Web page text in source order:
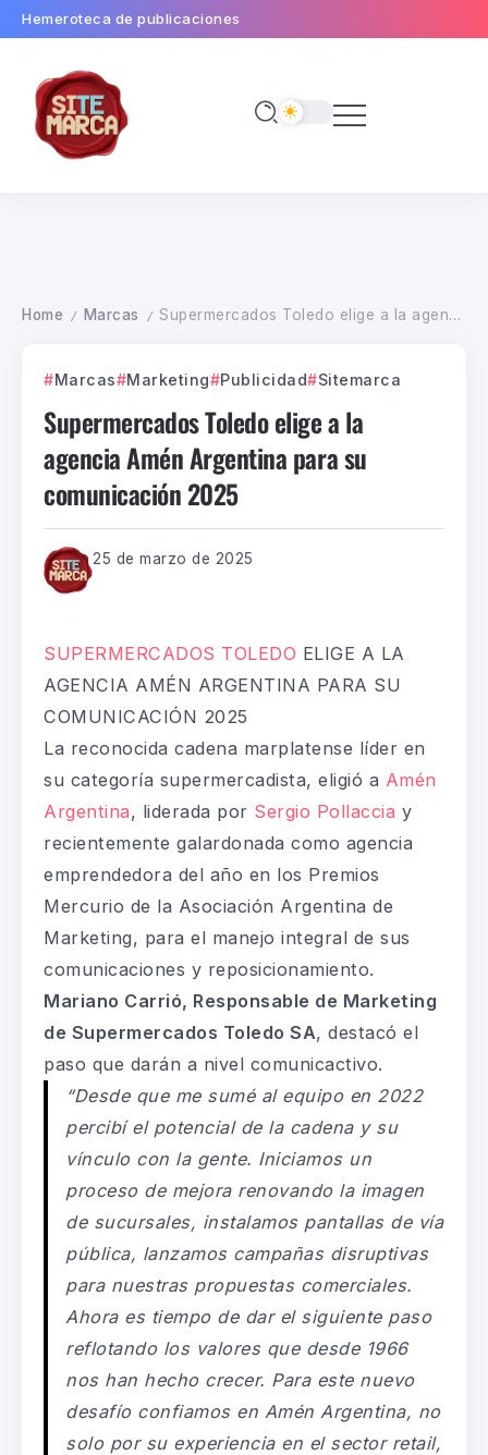
Hemeroteca de publicaciones
Home / Marcas / Supermercados Toledo elige a la agencia Amén Argentina para su comunicación 2025
Marcas Marketing Publicidad Sitemarca
Supermercados Toledo elige a la
agencia Amén Argentina para su
comunicación 2025
25 de marzo de 2025
SUPERMERCADOS TOLEDO ELIGE A LA
AGENCIA AMÉN ARGENTINA PARA SU
COMUNICACIÓN 2025
La reconocida cadena marplatense líder en
su categoría supermercadista, eligió a Amén
Argentina, liderada por Sergio Pollaccia y
recientemente galardonada como agencia
emprendedora del año en los Premios
Mercurio de la Asociación Argentina de
Marketing, para el manejo integral de sus
comunicaciones y reposicionamiento.
Mariano Carrió, Responsable de Marketing
de Supermercados Toledo SA, destacó el
paso que darán a nivel comunicactivo.
“Desde que me sumé al equipo en 2022
percibí el potencial de la cadena y su
vínculo con la gente. Iniciamos un
proceso de mejora renovando la imagen
de sucursales, instalamos pantallas de vía
pública, lanzamos campañas disruptivas
para nuestras propuestas comerciales.
Ahora es tiempo de dar el siguiente paso
reflotando los valores que desde 1966
nos han hecho crecer. Para este nuevo
desafío confiamos en Amén Argentina, no
solo por su experiencia en el sector retail,